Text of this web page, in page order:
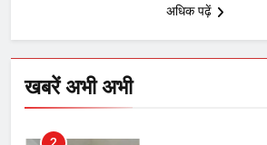
अधिक पढ़ें
खबरें अभी अभी
SRN अस्पताल का
रोशन सिंह के नाम